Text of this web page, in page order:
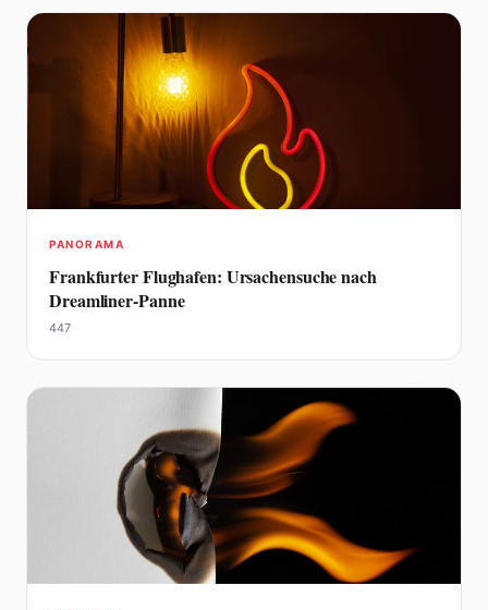
PANORAMA
Frankfurter Flughafen: Ursachensuche nach
Dreamliner-Panne
447